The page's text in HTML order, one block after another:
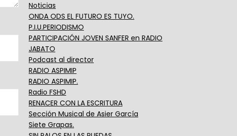
Noticias
ONDA ODS EL FUTURO ES TUYO.
P.I.U.PERIODISMO
PARTICIPACIÓN JOVEN SANFER en RADIO
JABATO
Podcast al director
RADIO ASPIMIP
RADIO ASPIMIP.
Radio FSHD
RENACER CON LA ESCRITURA
Sección Musical de Asier García
Siete Grapas.